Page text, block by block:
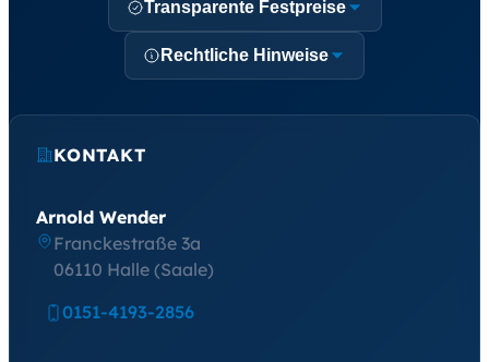
Transparente Festpreise
Rechtliche Hinweise
KONTAKT
Arnold Wender
Franckestraße 3a
06110 Halle (Saale)
0151-4193-2856